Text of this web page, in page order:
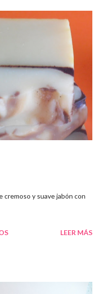
cremoso y suave jabón con
LEER MÁS